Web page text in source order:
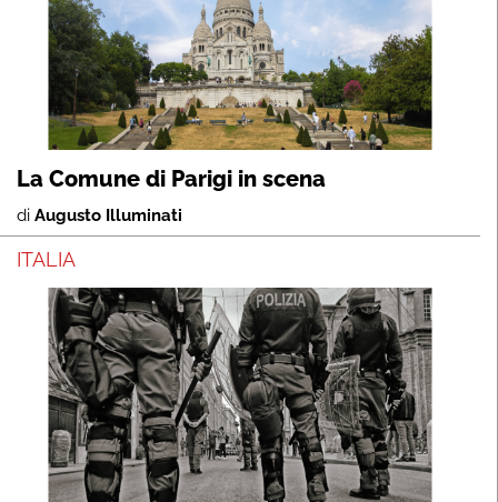
La Comune di Parigi in scena
di Augusto Illuminati
ITALIA